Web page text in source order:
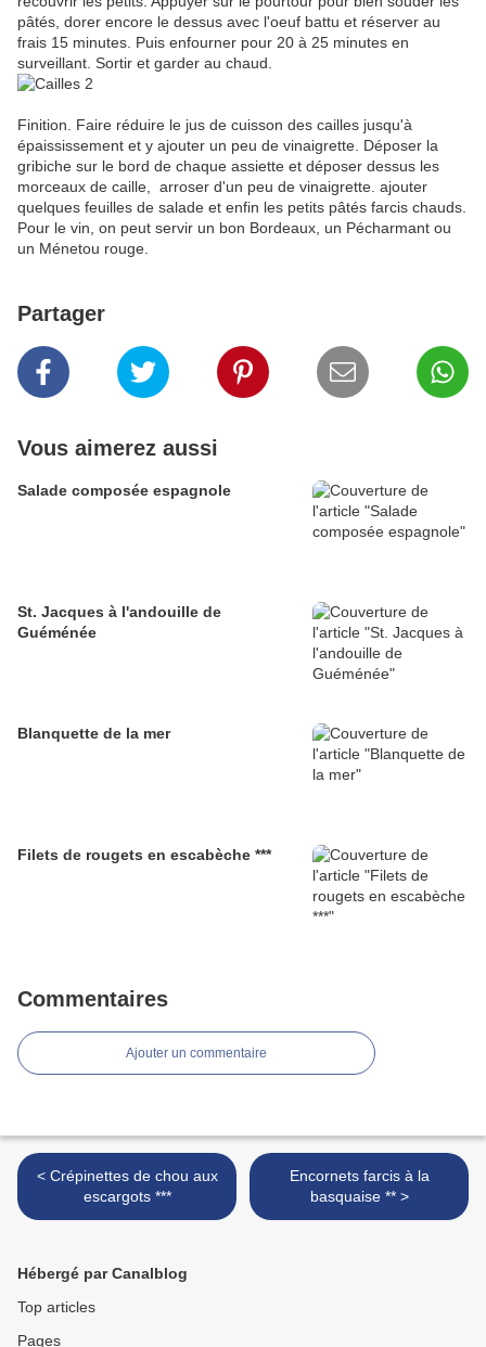
pâtés, dorer encore le dessus avec l'oeuf battu et réserver au
frais 15 minutes. Puis enfourner pour 20 à 25 minutes en
surveillant. Sortir et garder au chaud.
Finition. Faire réduire le jus de cuisson des cailles jusqu'à
épaississement et y ajouter un peu de vinaigrette. Déposer la
gribiche sur le bord de chaque assiette et déposer dessus les
morceaux de caille, arroser d'un peu de vinaigrette. ajouter
quelques feuilles de salade et enfin les petits pâtés farcis chauds.
Pour le vin, on peut servir un bon Bordeaux, un Pécharmant ou
un Ménetou rouge.
Partager
Vous aimerez aussi
Salade composée espagnole
St. Jacques à l'andouille de
Guéménée
Blanquette de la mer
Filets de rougets en escabèche ***
Commentaires
Ajouter un commentaire
< Crépinettes de chou aux
escargots ***
Encornets farcis à la
basquaise ** >
Hébergé par Canalblog
Top articles
Pages